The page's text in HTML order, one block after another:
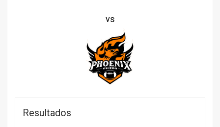
vs
Resultados